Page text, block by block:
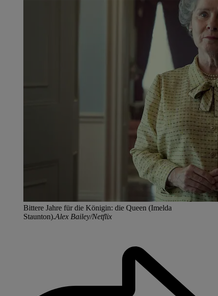
Bittere Jahre für die Königin: die Queen (Imelda
Staunton).Alex Bailey/Netflix